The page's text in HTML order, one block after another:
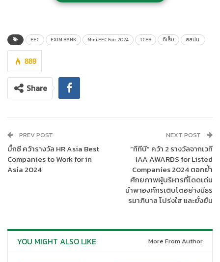
EEC EXIM BANK Mini EEC Fair 2024 TCEB ทีเส็บ สสปน.
889
Share
PREV POST
บิ๊กซี คว้ารางวัล HR Asia Best
Companies to Work for in
Asia 2024
NEXT POST
“ทีทีบี” คว้า 2 รางวัลจากเวที
IAA AWARDS for Listed
Companies 2024 ตอกย้ำ
ศักยภาพผู้บริหารที่โดดเด่น
นำพาองค์กรเติบโตอย่างมีธร
รมาภิบาล โปร่งใส และยั่งยืน
YOU MIGHT ALSO LIKE More From Author